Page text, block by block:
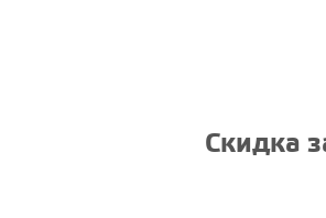
Скидка